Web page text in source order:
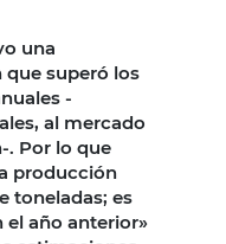
una
superó los
-
al mercado
. Por lo que
producción
toneladas; es
el año anterior»